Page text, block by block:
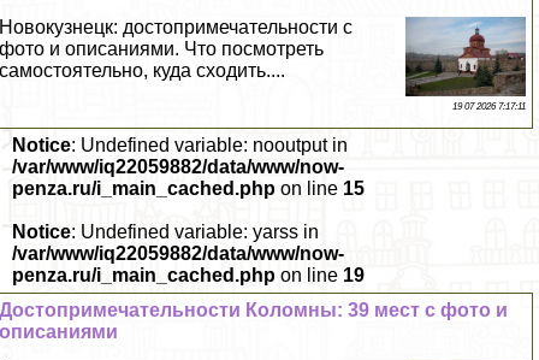
Новокузнецк: достопримечательности с
фото и описаниями. Что посмотреть
самостоятельно, куда сходить....
19 07 2026 7:17:11
Notice: Undefined variable: nooutput in
/var/www/iq22059882/data/www/now-
penza.ru/i_main_cached.php on line 15
Notice: Undefined variable: yarss in
/var/www/iq22059882/data/www/now-
penza.ru/i_main_cached.php on line 19
Достопримечательности Коломны: 39 мест с фото и
описаниями